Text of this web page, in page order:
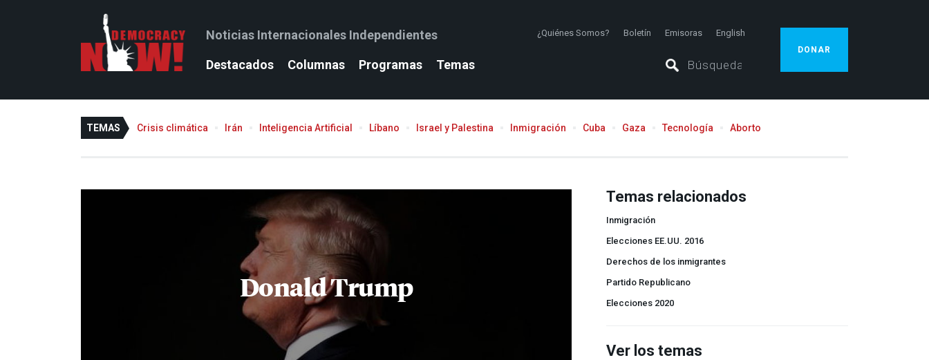
Noticias Internacionales Independientes ¿Quiénes Somos? Boletín Emisoras English
Destacados Columnas Programas Temas
DONAR
TEMAS Crisis climática Irán Inteligencia Artificial Líbano Israel y Palestina Inmigración Cuba Gaza Tecnología Aborto
Donald Trump
Temas relacionados
Inmigración
Elecciones EE.UU. 2016
Derechos de los inmigrantes
Partido Republicano
Elecciones 2020
Ver los temas